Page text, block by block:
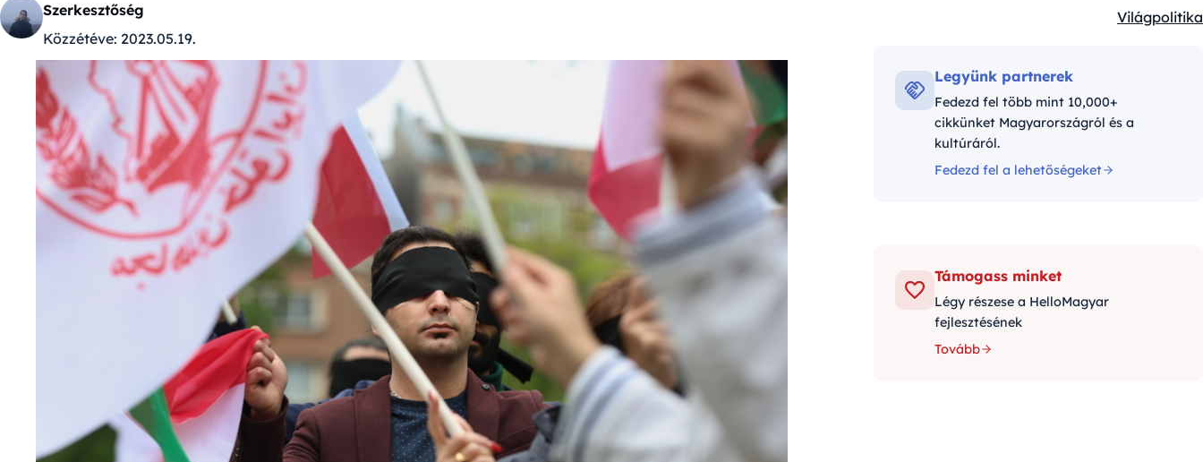
Szerkesztőség
Közzétéve: 2023.05.19.
Kategóriák:
Világpolitika
Legyünk partnerek
Fedezd fel több mint 10,000+
cikkünket Magyarországról és a
kultúráról.
Fedezd fel a lehetőségeket
Támogass minket
Légy részese a HelloMagyar
fejlesztésének
Tovább